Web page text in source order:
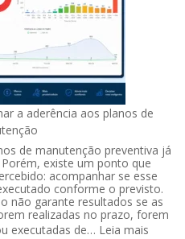
a aderência aos planos de
de manutenção preventiva já
existe um ponto que
acompanhar se esse
conforme o previsto.
não garante resultados se as
realizadas no prazo, forem
executadas de… Leia mais: